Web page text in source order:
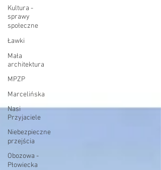
Kultura -
sprawy
społeczne
Ławki
Mała
architektura
MPZP
Marcelińska
Nasi
Przyjaciele
Niebezpieczne
przejścia
Obozowa -
Płowiecka